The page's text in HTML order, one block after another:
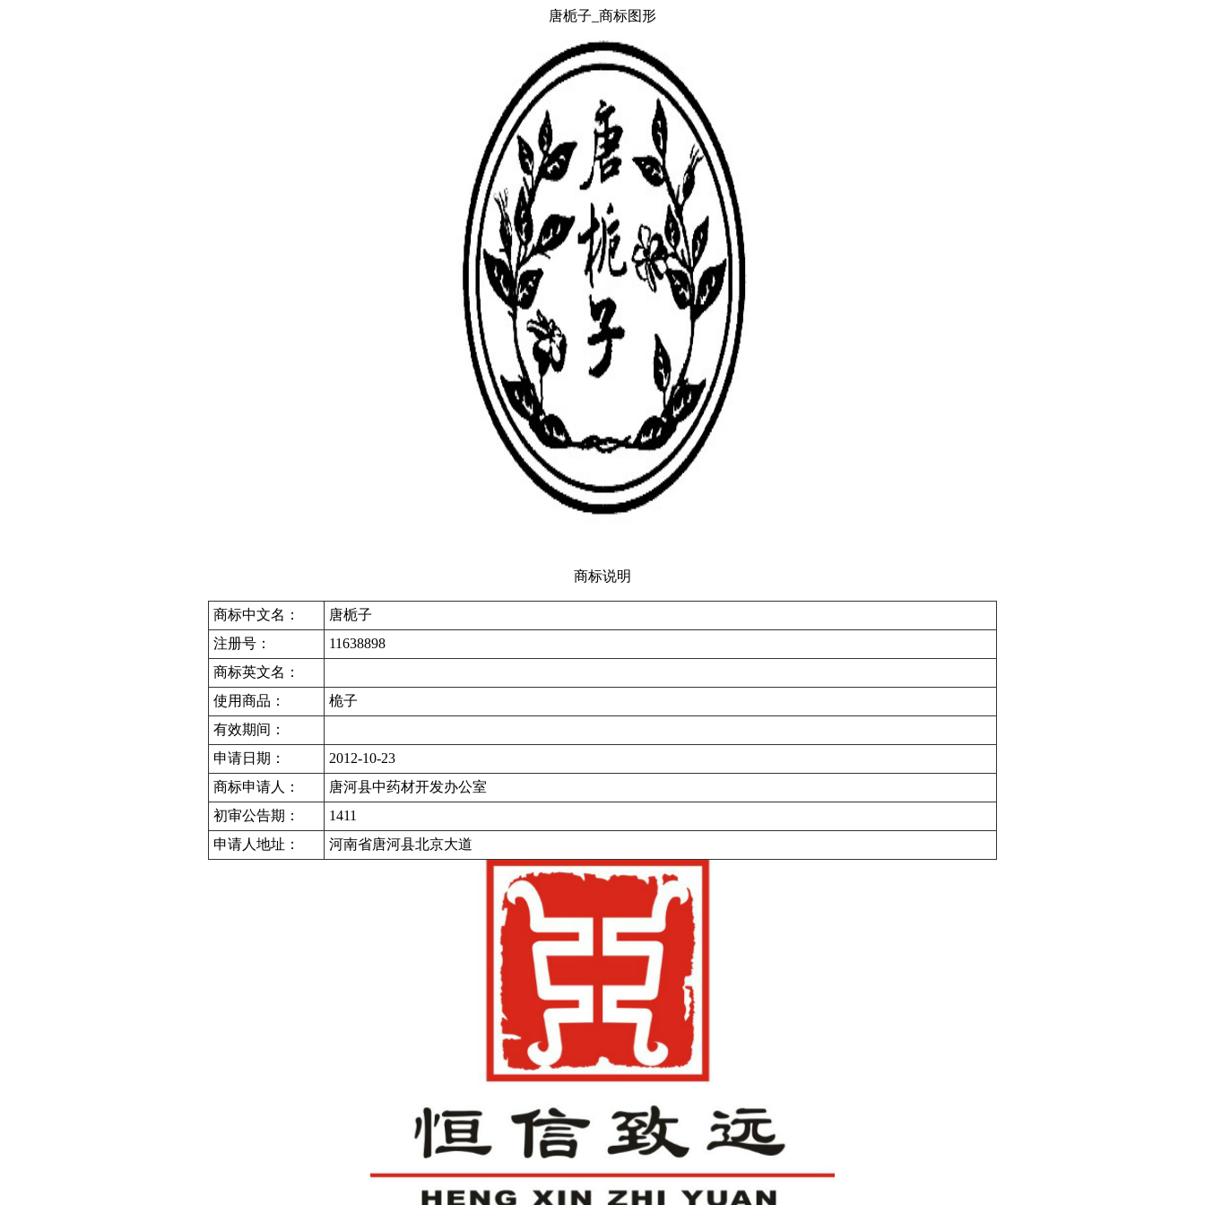
唐栀子_商标图形
商标说明
商标中文名：
唐栀子
注册号：
11638898
商标英文名：
使用商品：
桅子
有效期间：
申请日期：
2012-10-23
商标申请人：
唐河县中药材开发办公室
初审公告期：
1411
申请人地址：
河南省唐河县北京大道